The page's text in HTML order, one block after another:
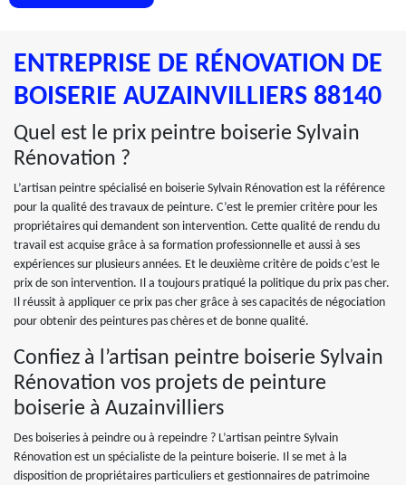
ENTREPRISE DE RÉNOVATION DE
BOISERIE AUZAINVILLIERS 88140
Quel est le prix peintre boiserie Sylvain
Rénovation ?
L’artisan peintre spécialisé en boiserie Sylvain Rénovation est la référence
pour la qualité des travaux de peinture. C’est le premier critère pour les
propriétaires qui demandent son intervention. Cette qualité de rendu du
travail est acquise grâce à sa formation professionnelle et aussi à ses
expériences sur plusieurs années. Et le deuxième critère de poids c’est le
prix de son intervention. Il a toujours pratiqué la politique du prix pas cher.
Il réussit à appliquer ce prix pas cher grâce à ses capacités de négociation
pour obtenir des peintures pas chères et de bonne qualité.
Confiez à l’artisan peintre boiserie Sylvain
Rénovation vos projets de peinture
boiserie à Auzainvilliers
Des boiseries à peindre ou à repeindre ? L’artisan peintre Sylvain
Rénovation est un spécialiste de la peinture boiserie. Il se met à la
disposition de propriétaires particuliers et gestionnaires de patrimoine